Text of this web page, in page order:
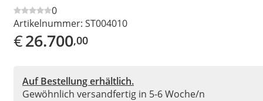
0
Artikelnummer: ST004010
€26.700,00
Auf Bestellung erhältlich.
Gewöhnlich versandfertig in 5-6 Woche/n